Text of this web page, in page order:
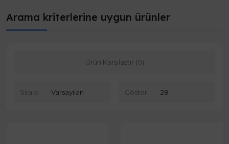
Arama kriterlerine uygun ürünler
Ürün Karşılaştır (0)
Sırala: Göster: